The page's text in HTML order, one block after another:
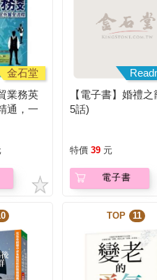
金石堂
業務英
通，一
【電子書】婚禮
5話)
特價 39 元
電子書
TOP 11